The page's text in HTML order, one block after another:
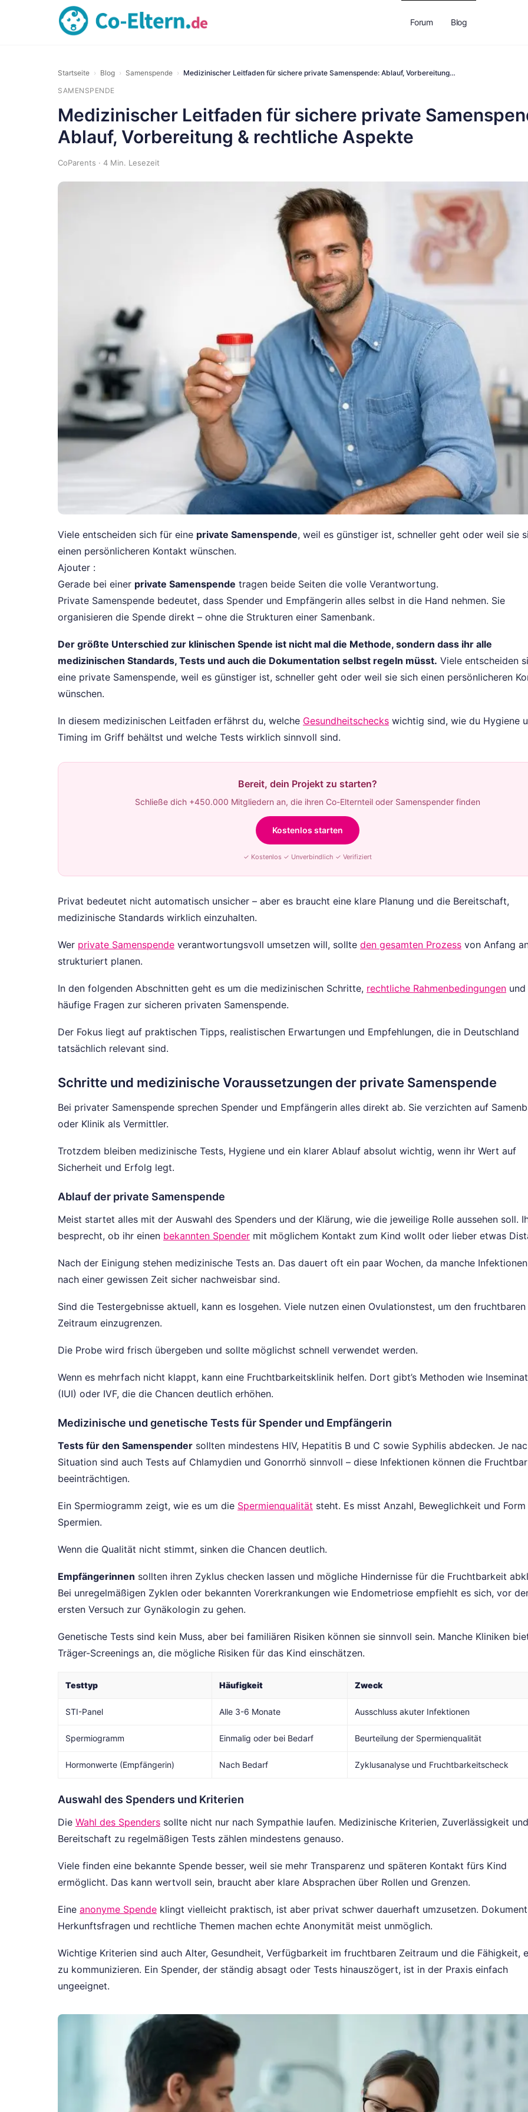
Forum Blog
Startseite › Blog › Samenspende › Medizinischer Leitfaden für sichere private Samenspende: Ablauf, Vorbereitung…
SAMENSPENDE
Medizinischer Leitfaden für sichere private
Ablauf, Vorbereitung & rechtliche Aspekte
CoParents · 4 Min. Lesezeit
Viele entscheiden sich für eine private Samenspende, weil es günstiger ist, schneller geht oder weil sie
einen persönlicheren Kontakt wünschen.
Ajouter :
Gerade bei einer private Samenspende tragen beide Seiten die volle Verantwortung.
Private Samenspende bedeutet, dass Spender und Empfängerin alles selbst in die Hand nehmen. Sie
organisieren die Spende direkt – ohne die Strukturen einer Samenbank.
Der größte Unterschied zur klinischen Spende ist nicht mal die Methode, sondern dass ihr alle
medizinischen Standards, Tests und auch die Dokumentation selbst regeln müsst. Viele entscheiden
eine private Samenspende, weil es günstiger ist, schneller geht oder weil sie sich einen persönlicheren
wünschen.
In diesem medizinischen Leitfaden erfährst du, welche Gesundheitschecks wichtig sind, wie du Hygiene
Timing im Griff behältst und welche Tests wirklich sinnvoll sind.
Bereit, dein Projekt zu starten?
Schließe dich +450.000 Mitgliedern an, die ihren Co-Elternteil oder Samenspender finden
Kostenlos starten
✓ Kostenlos ✓ Unverbindlich ✓ Verifiziert
Privat bedeutet nicht automatisch unsicher – aber es braucht eine klare Planung und die Bereitschaft,
medizinische Standards wirklich einzuhalten.
Wer private Samenspende verantwortungsvoll umsetzen will, sollte den gesamten Prozess von Anfang
strukturiert planen.
In den folgenden Abschnitten geht es um die medizinischen Schritte, rechtliche Rahmenbedingungen und
häufige Fragen zur sicheren privaten Samenspende.
Der Fokus liegt auf praktischen Tipps, realistischen Erwartungen und Empfehlungen, die in Deutschland
tatsächlich relevant sind.
Schritte und medizinische Voraussetzungen der private Samenspende
Bei privater Samenspende sprechen Spender und Empfängerin alles direkt ab. Sie verzichten auf
oder Klinik als Vermittler.
Trotzdem bleiben medizinische Tests, Hygiene und ein klarer Ablauf absolut wichtig, wenn ihr Wert auf
Sicherheit und Erfolg legt.
Ablauf der private Samenspende
Meist startet alles mit der Auswahl des Spenders und der Klärung, wie die jeweilige Rolle aussehen soll.
besprecht, ob ihr einen bekannten Spender mit möglichem Kontakt zum Kind wollt oder lieber etwas
Nach der Einigung stehen medizinische Tests an. Das dauert oft ein paar Wochen, da manche
nach einer gewissen Zeit sicher nachweisbar sind.
Sind die Testergebnisse aktuell, kann es losgehen. Viele nutzen einen Ovulationstest, um den fruchtbaren
Zeitraum einzugrenzen.
Die Probe wird frisch übergeben und sollte möglichst schnell verwendet werden.
Wenn es mehrfach nicht klappt, kann eine Fruchtbarkeitsklinik helfen. Dort gibt’s Methoden wie
(IUI) oder IVF, die die Chancen deutlich erhöhen.
Medizinische und genetische Tests für Spender und Empfängerin
Tests für den Samenspender sollten mindestens HIV, Hepatitis B und C sowie Syphilis abdecken. Je
Situation sind auch Tests auf Chlamydien und Gonorrhö sinnvoll – diese Infektionen können die
beeinträchtigen.
Ein Spermiogramm zeigt, wie es um die Spermienqualität steht. Es misst Anzahl, Beweglichkeit und
Spermien.
Wenn die Qualität nicht stimmt, sinken die Chancen deutlich.
Empfängerinnen sollten ihren Zyklus checken lassen und mögliche Hindernisse für die Fruchtbarkeit
Bei unregelmäßigen Zyklen oder bekannten Vorerkrankungen wie Endometriose empfiehlt es sich, vor
ersten Versuch zur Gynäkologin zu gehen.
Genetische Tests sind kein Muss, aber bei familiären Risiken können sie sinnvoll sein. Manche Kliniken
Träger-Screenings an, die mögliche Risiken für das Kind einschätzen.
Testtyp Häufigkeit Zweck
STI-Panel Alle 3-6 Monate Ausschluss akuter Infektionen
Spermiogramm Einmalig oder bei Bedarf Beurteilung der Spermienqualität
Hormonwerte (Empfängerin) Nach Bedarf Zyklusanalyse und Fruchtbarkeitscheck
Auswahl des Spenders und Kriterien
Die Wahl des Spenders sollte nicht nur nach Sympathie laufen. Medizinische Kriterien, Zuverlässigkeit
Bereitschaft zu regelmäßigen Tests zählen mindestens genauso.
Viele finden eine bekannte Spende besser, weil sie mehr Transparenz und späteren Kontakt fürs Kind
ermöglicht. Das kann wertvoll sein, braucht aber klare Absprachen über Rollen und Grenzen.
Eine anonyme Spende klingt vielleicht praktisch, ist aber privat schwer dauerhaft umzusetzen.
Herkunftsfragen und rechtliche Themen machen echte Anonymität meist unmöglich.
Wichtige Kriterien sind auch Alter, Gesundheit, Verfügbarkeit im fruchtbaren Zeitraum und die Fähigkeit,
zu kommunizieren. Ein Spender, der ständig absagt oder Tests hinauszögert, ist in der Praxis einfach
ungeeignet.